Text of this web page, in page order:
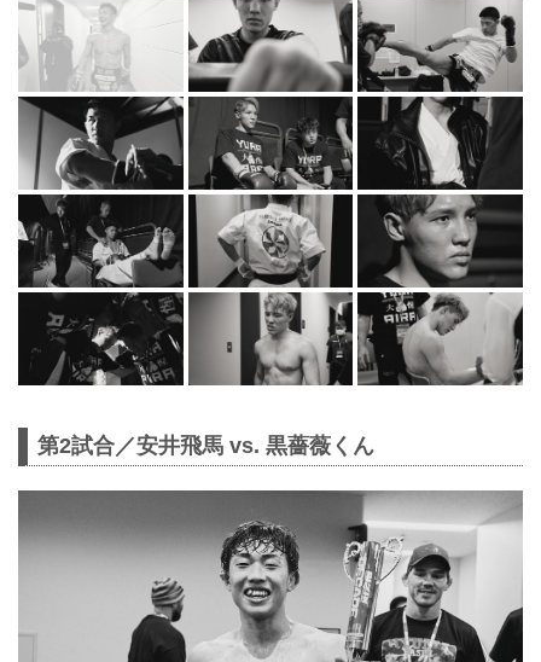
第2試合／安井飛馬 vs. 黒薔薇くん